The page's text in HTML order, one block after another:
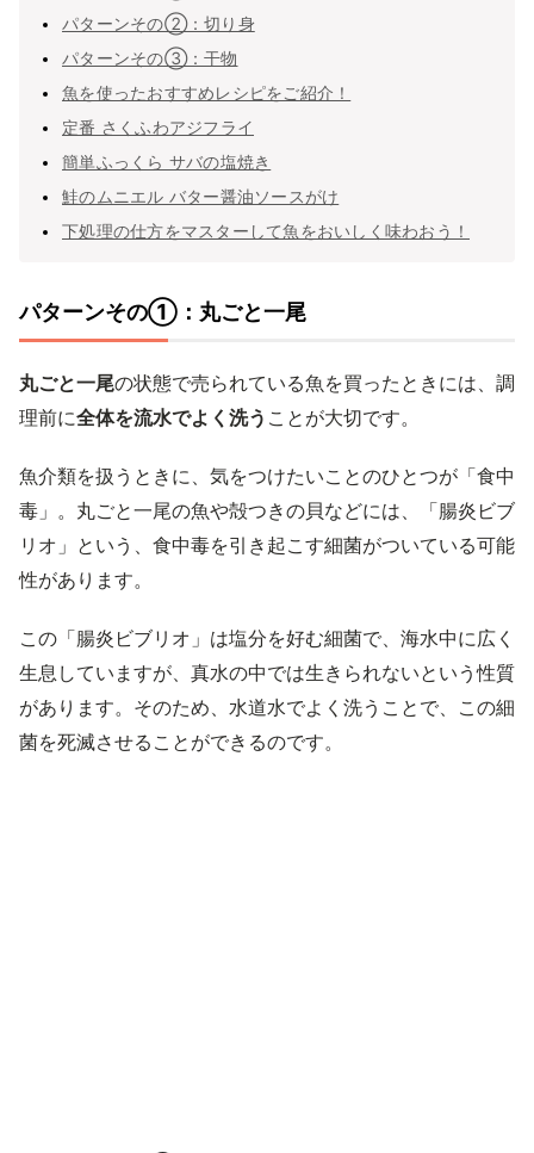
パターンその②：切り身
パターンその③：干物
魚を使ったおすすめレシピをご紹介！
定番 さくふわアジフライ
簡単ふっくら サバの塩焼き
鮭のムニエル バター醤油ソースがけ
下処理の仕方をマスターして魚をおいしく味わおう！
パターンその①：丸ごと一尾
丸ごと一尾の状態で売られている魚を買ったときには、調
理前に全体を流水でよく洗う ことが大切です。
魚介類を扱うときに、気をつけたいことのひとつが「食中
毒」。丸ごと一尾の魚や殻つきの貝などには、「腸炎ビブ
リオ」という、食中毒を引き起こす細菌がついている可能
性があります。
この「腸炎ビブリオ」は塩分を好む細菌で、海水中に広く
生息していますが、真水の中では生きられないという性質
があります。そのため、水道水でよく洗うことで、この細
菌を死滅させることができるのです。